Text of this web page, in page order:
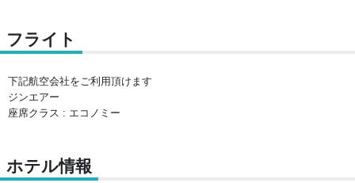
フライト
下記航空会社をご利用頂けます
ジンエアー
座席クラス : エコノミー
ホテル情報